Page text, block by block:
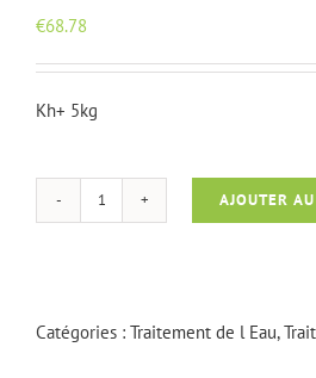
€68.78
Kh+ 5kg
quantité
AJOUTER
Catégories : Traitement de l Eau,